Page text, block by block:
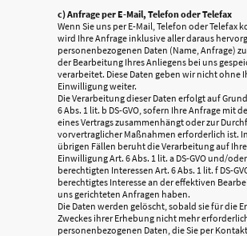
c) Anfrage per E-Mail, Telefon oder Telefax
Wenn Sie uns per E-Mail, Telefon oder Telefax
wird Ihre Anfrage inklusive aller daraus
personenbezogenen Daten (Name, Anfrage)
der Bearbeitung Ihres Anliegens bei uns
verarbeitet. Diese Daten geben wir nicht ohne
Einwilligung weiter.
Die Verarbeitung dieser Daten erfolgt auf
6 Abs. 1 lit. b DS-GVO, sofern Ihre Anfrage mit
eines Vertrags zusammenhängt oder zur
vorvertraglicher Maßnahmen erforderlich ist.
übrigen Fällen beruht die Verarbeitung auf
Einwilligung Art. 6 Abs. 1 lit. a DS-GVO und/
berechtigten Interessen Art. 6 Abs. 1 lit. f DS-
berechtigtes Interesse an der effektiven
uns gerichteten Anfragen haben.
Die Daten werden gelöscht, sobald sie für die
Zweckes ihrer Erhebung nicht mehr
personenbezogenen Daten, die Sie per